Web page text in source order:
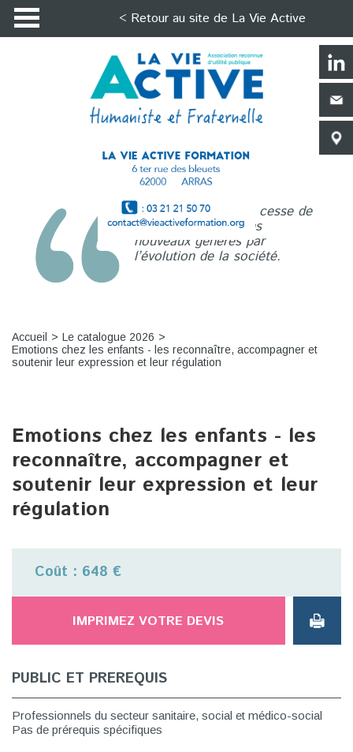
< Retour au site de La Vie Active
La Vie Active n’a de cesse de
répondre aux besoins
nouveaux générés par
l’évolution de la société.
Accueil
Le catalogue 2026
Emotions chez les enfants - les reconnaître, accompagner et
soutenir leur expression et leur régulation
Emotions chez les enfants - les
reconnaître, accompagner et
soutenir leur expression et leur
régulation
Coût : 648 €
IMPRIMEZ VOTRE DEVIS
PUBLIC ET PREREQUIS
Professionnels du secteur sanitaire, social et médico-social
Pas de prérequis spécifiques